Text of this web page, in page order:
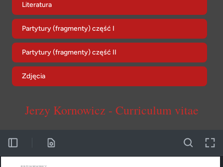
Literatura
Partytury (fragmenty) część I
Partytury (fragmenty) część II
Zdjęcia
Jerzy Kornowicz - Curriculum vitae